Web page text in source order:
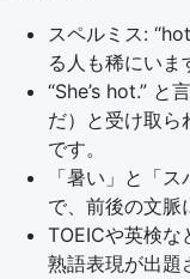
スペルミス:
る人も稀にいま
“She’s hot.” と
だ）と受け取ら
です。
「暑い」と「
で、前後の文脈
TOEICや英検
熟語表現が出題